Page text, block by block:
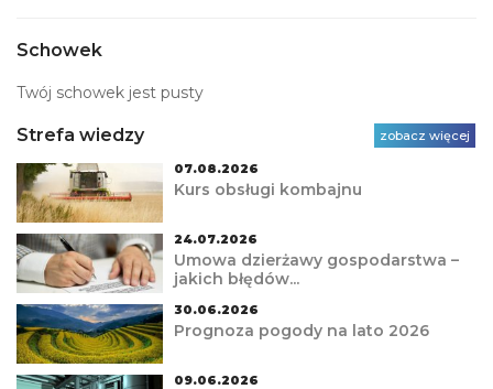
Schowek
Twój schowek jest pusty
Strefa wiedzy zobacz więcej
07.08.2026
Kurs obsługi kombajnu
24.07.2026
Umowa dzierżawy gospodarstwa –
jakich błędów...
30.06.2026
Prognoza pogody na lato 2026
09.06.2026